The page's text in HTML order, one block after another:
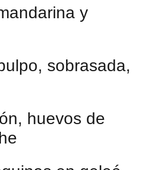
y
sobrasada,
huevos de